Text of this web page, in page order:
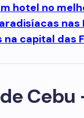
hotel no
nas
capital das